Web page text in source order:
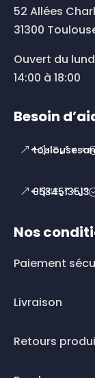
52 Allées
31300
Ouvert du
14:00 à 18:00
Besoin
0534513513
Nos
Paiement
Livraison
Retours